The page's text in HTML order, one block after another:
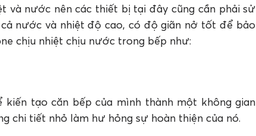
và nước nên các thiết bị tại đây cũng cần phải sử
nước và nhiệt độ cao, có độ giãn nở tốt để bảo
chịu nhiệt chịu nước trong bếp như:
tạo căn bếp của mình thành một không gian
chi tiết nhỏ làm hư hỏng sự hoàn thiện của nó.